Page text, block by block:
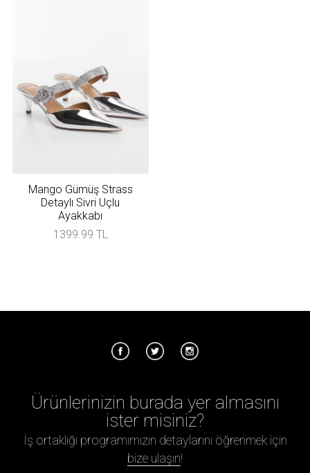
Mango Gümüş Strass
Detaylı Sivri Uçlu
Ayakkabı
1399.99 TL
Ürünlerinizin burada yer almasını
ister misiniz?
İş ortaklığı programımızın detaylarını öğrenmek için
bize ulaşın!